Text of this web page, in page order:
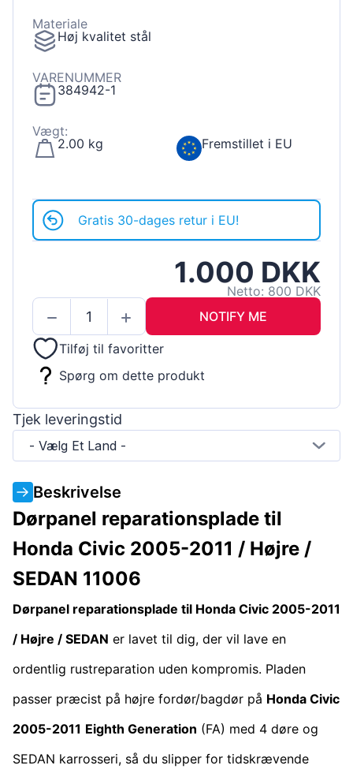
Materiale
Høj kvalitet stål
VARENUMMER
384942-1
Vægt:
2.00 kg
Fremstillet i EU
Gratis 30-dages retur i EU!
1.000 DKK
Netto: 800 DKK
NOTIFY ME
Tilføj til favoritter
Spørg om dette produkt
Tjek leveringstid
- Vælg Et Land -
Beskrivelse
Dørpanel reparationsplade til
Honda Civic 2005-2011 / Højre /
SEDAN 11006
Dørpanel reparationsplade til Honda Civic 2005-2011
/ Højre / SEDAN er lavet til dig, der vil lave en
ordentlig rustreparation uden kompromis. Pladen
passer præcist på højre fordør/bagdør på Honda Civic
2005-2011 Eighth Generation (FA) med 4 døre og
SEDAN karrosseri, så du slipper for tidskrævende